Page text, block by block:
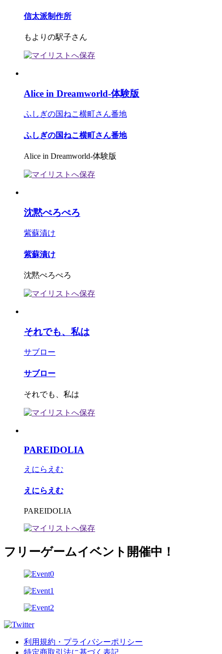
信太派制作所
もよりの駅子さん
Alice in Dreamworld-体験版
ふしぎの国ねこ横町さん番地
ふしぎの国ねこ横町さん番地
Alice in Dreamworld-体験版
沈黙ぺろぺろ
紫蘇漬け
紫蘇漬け
沈黙ぺろぺろ
それでも、私は
サブロー
サブロー
それでも、私は
PAREIDOLIA
えにらえむ
えにらえむ
PAREIDOLIA
フリーゲームイベント開催中！
利用規約・プライバシーポリシー
特定商取引法に基づく表記